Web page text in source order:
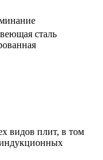
сталь
видов плит, в том